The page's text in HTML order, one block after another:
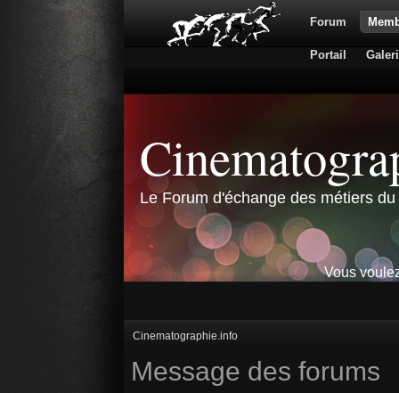
Forum
Portail
Le Forum d'échange des métiers
Vous
Cinematographie.info
Message des forums